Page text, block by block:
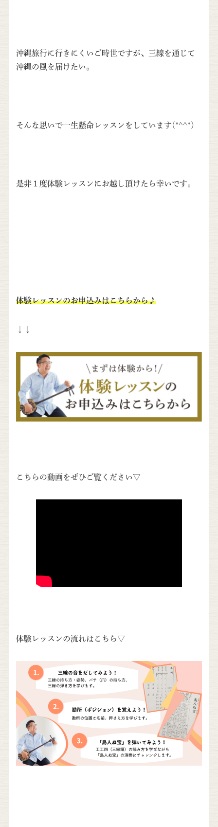
沖縄旅行に行きにくいご時世ですが、三線を通じて
沖縄の風を届けたい。
そんな思いで一生懸命レッスンをしています(*^^*)
是非１度体験レッスンにお越し頂けたら幸いです。
体験レッスンのお申込みはこちらから♪
こちらの動画をぜひご覧ください▽
体験レッスンの流れはこちら▽